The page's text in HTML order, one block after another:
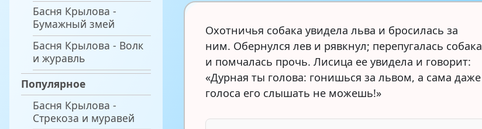
Басня Крылова -
Бумажный змей
Басня Крылова - Волк
и журавль
Популярное
Басня Крылова -
Стрекоза и муравей
Охотничья собака увидела льва и бросилась за
ним. Обернулся лев и рявкнул; перепугалась собака
и помчалась прочь. Лисица ее увидела и говорит:
«Дурная ты голова: гонишься за львом, а сама даже
голоса его слышать не можешь!»